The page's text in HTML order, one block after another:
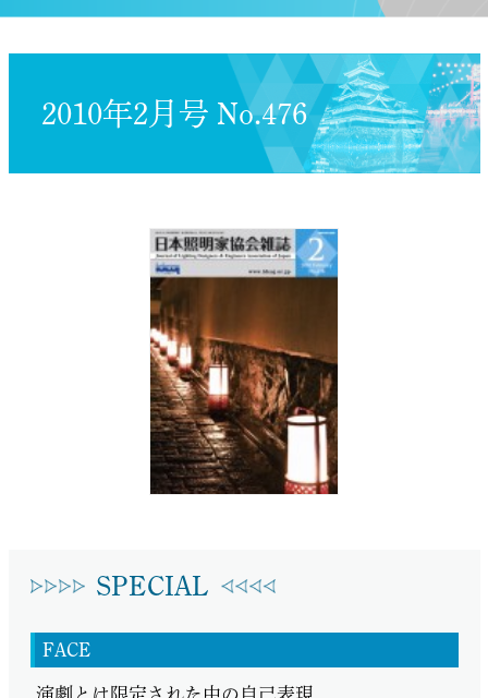
2010年2月号 No.476
SPECIAL
FACE
演劇とは限定された中の自己表現